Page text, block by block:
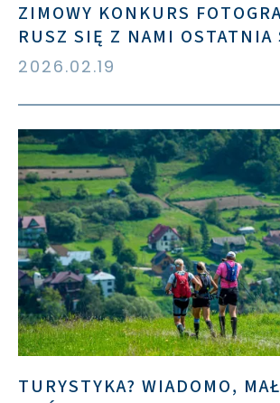
ZIMOWY KONKURS
RUSZ SIĘ Z NAMI OSTATNIA
2026.02.19
TURYSTYKA? WIADOMO,